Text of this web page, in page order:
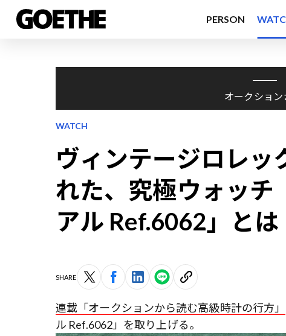
PERSON
オークショ
WATCH
ヴィンテージロレッ
れた、究極ウォッチ
アル Ref.6062」とは
SHARE
連載「オークションから読む高級時計の行方」
ル Ref.6062」を取り上げる。